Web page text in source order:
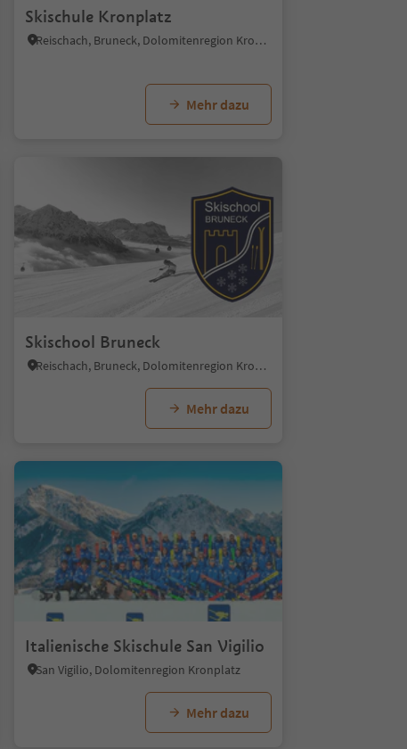
Skischule Kronplatz
Reischach, Bruneck, Dolomitenregion Kronplatz
Mehr dazu
Skischool Bruneck
Reischach, Bruneck, Dolomitenregion Kronplatz
Mehr dazu
Italienische Skischule San Vigilio
San Vigilio, Dolomitenregion Kronplatz
Mehr dazu